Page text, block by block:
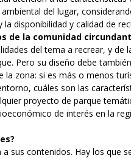
del lugar,
disponibilidad y calidad de
de la comunidad
del tema a recrear, y de
Pero su diseño debe
la zona: si es más o menos
cuáles son las
proyecto de parque
de interés en la
sus contenidos. Hay los que